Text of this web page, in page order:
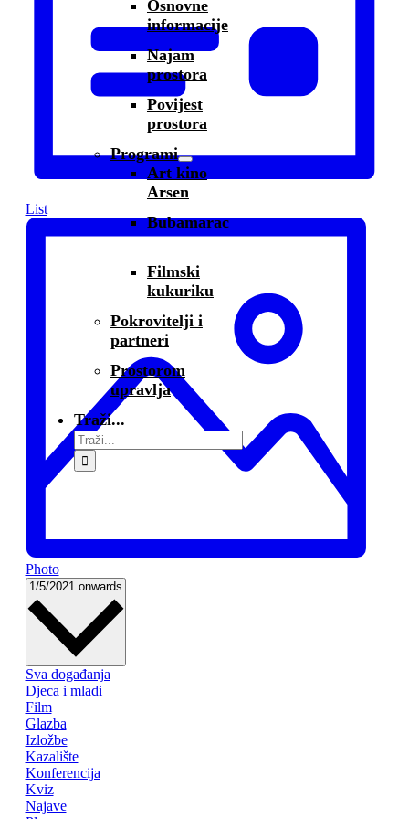
Osnovne
informacije
Najam
prostora
Povijest
prostora
Programi
Art kino
Arsen
Bubamarac
Filmski
kukuriku
Pokrovitelji i
partneri
Prostorom
upravlja
Traži...
List
Photo
1/5/2021 onwards Select
Filters
Changing
any
of
the
form
inputs
will
cause
the
Sva događanja
Djeca i mladi
Film
Glazba
Izložbe
Kazalište
Konferencija
Kviz
Najave